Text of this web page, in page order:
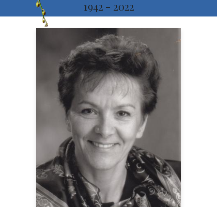
1942 - 2022